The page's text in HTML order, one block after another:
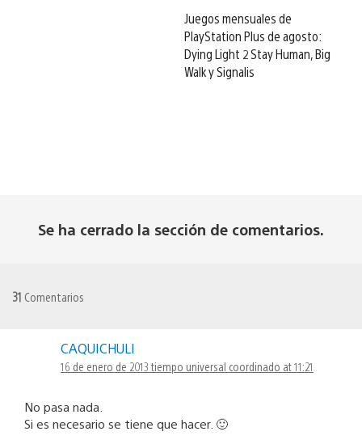
Juegos mensuales de
PlayStation Plus de agosto:
Dying Light 2 Stay Human, Big
Walk y Signalis
Se ha cerrado la sección de comentarios.
31 Comentarios
CAQUICHULI
16 de enero de 2013 tiempo universal coordinado at 11:21
No pasa nada.
Si es necesario se tiene que hacer. 🙂